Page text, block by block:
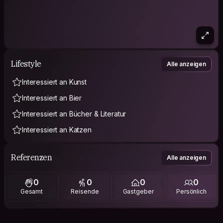
Lifestyle Alle anzeigen
Interessiert an Kunst
Interessiert an Bier
Interessiert an Bücher & Literatur
Interessiert an Katzen
Referenzen Alle anzeigen
0
Gesamt
0
Reisende
0
Gastgeber
0
Persönlich